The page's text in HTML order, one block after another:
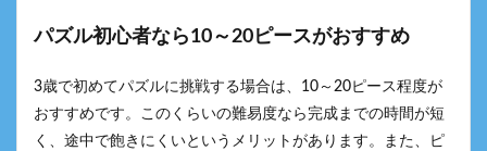
パズル初心者なら10～20ピースがおすすめ
3歳で初めてパズルに挑戦する場合は、10～20ピース程度が
おすすめです。このくらいの難易度なら完成までの時間が短
く、途中で飽きにくいというメリットがあります。また、ピ